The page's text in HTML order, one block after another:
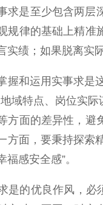
至少包含两层深
规律的基础上精准
实绩；如果脱离实
和运用实事求是这
域特点、岗位实
方面的差异性，避
方面，要秉持探索
感安全感”。
的优良作风，必须